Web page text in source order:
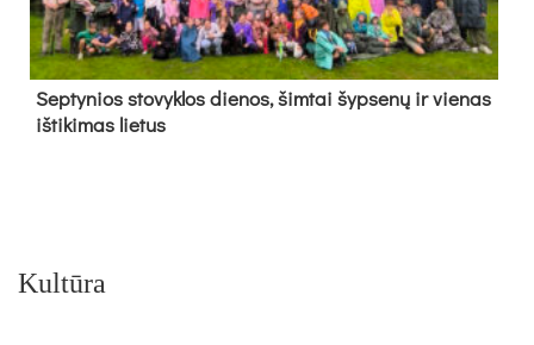
Sep­ty­nios sto­vyk­los die­nos, šim­tai šyp­se­nų ir vie­nas
iš­ti­ki­mas lie­tus
Kultūra